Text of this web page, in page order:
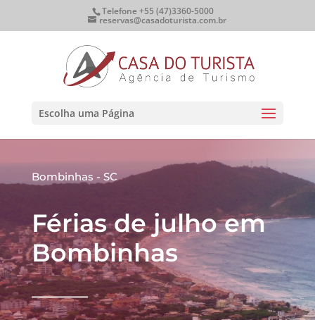
Telefone +55 (47)3360-5000
reservas@casadoturista.com.br
Escolha uma Página
Bombinhas - SC
Férias de julho em
Bombinhas